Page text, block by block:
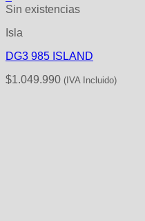
Sin existencias
Isla
DG3 985 ISLAND
$1.049.990 (IVA Incluido)